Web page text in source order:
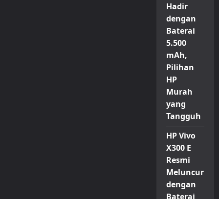
Hadir
dengan
Baterai
5.500
mAh,
Pilihan
HP
Murah
yang
Tangguh
HP Vivo
X300 E
Resmi
Meluncur
dengan
Baterai